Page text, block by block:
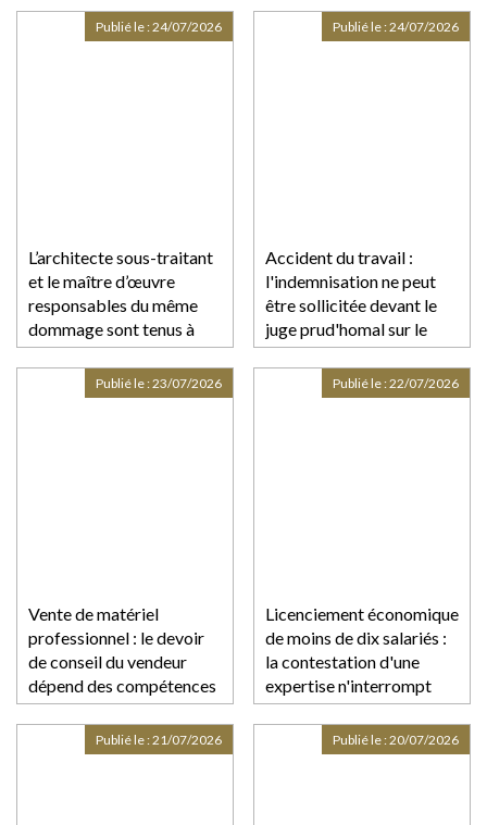
L’architecte sous-traitant
et le maître d’œuvre
responsables du même
dommage sont tenus à
réparation
Publié le :24/07/2026
Accident du travail :
l'indemnisation ne peut
être sollicitée devant le
juge prud'homal sur le
fondement de l'obligation
de sécurité
Publié le :24/07/2026
Vente de matériel
professionnel : le devoir
de conseil du vendeur
dépend des compétences
de l'acheteur
Publié le :23/07/2026
Licenciement économique
de moins de dix salariés :
la contestation d'une
expertise n'interrompt
pas le délai de
consultation du CSE
Publié le :22/07/2026
Publié le :21/07/2026 Publié le :20/07/2026